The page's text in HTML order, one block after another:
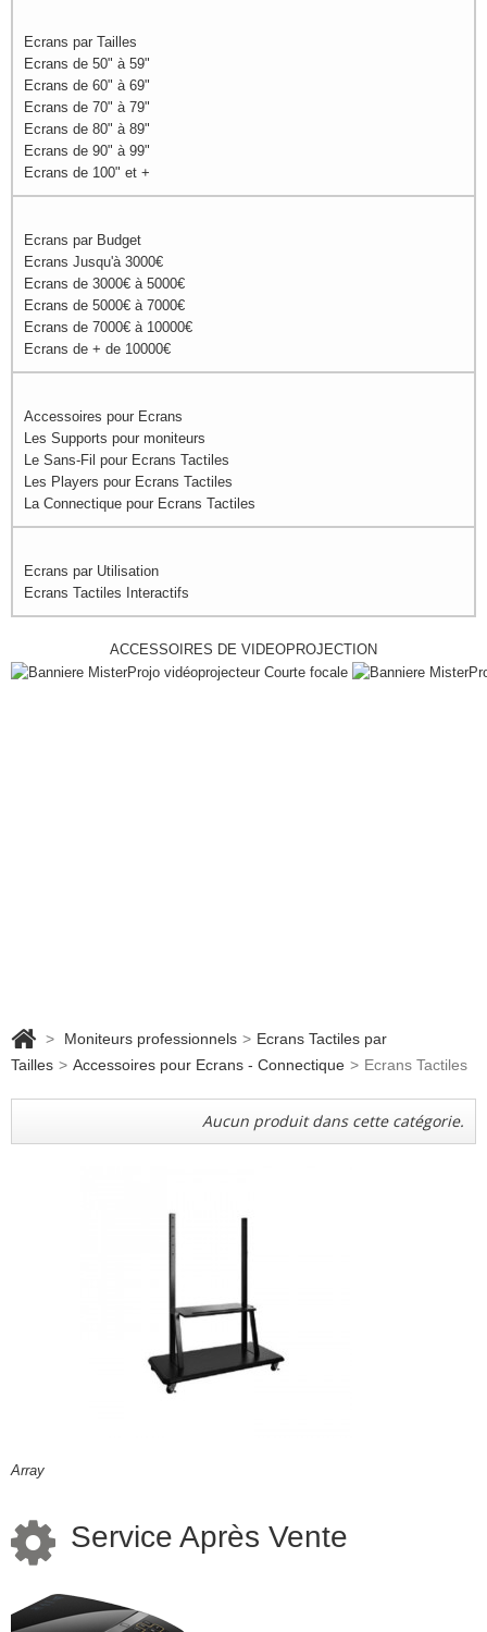
Ecrans par Tailles
Ecrans de 50" à 59"
Ecrans de 60" à 69"
Ecrans de 70" à 79"
Ecrans de 80" à 89"
Ecrans de 90" à 99"
Ecrans de 100" et +
Ecrans par Budget
Ecrans Jusqu'à 3000€
Ecrans de 3000€ à 5000€
Ecrans de 5000€ à 7000€
Ecrans de 7000€ à 10000€
Ecrans de + de 10000€
Accessoires pour Ecrans
Les Supports pour moniteurs
Le Sans-Fil pour Ecrans Tactiles
Les Players pour Ecrans Tactiles
La Connectique pour Ecrans Tactiles
Ecrans par Utilisation
Ecrans Tactiles Interactifs
ACCESSOIRES DE VIDEOPROJECTION
> Moniteurs professionnels > Ecrans Tactiles par
Tailles > Accessoires pour Ecrans - Connectique > Ecrans Tactiles
Aucun produit dans cette catégorie.
Array
Service Après Vente